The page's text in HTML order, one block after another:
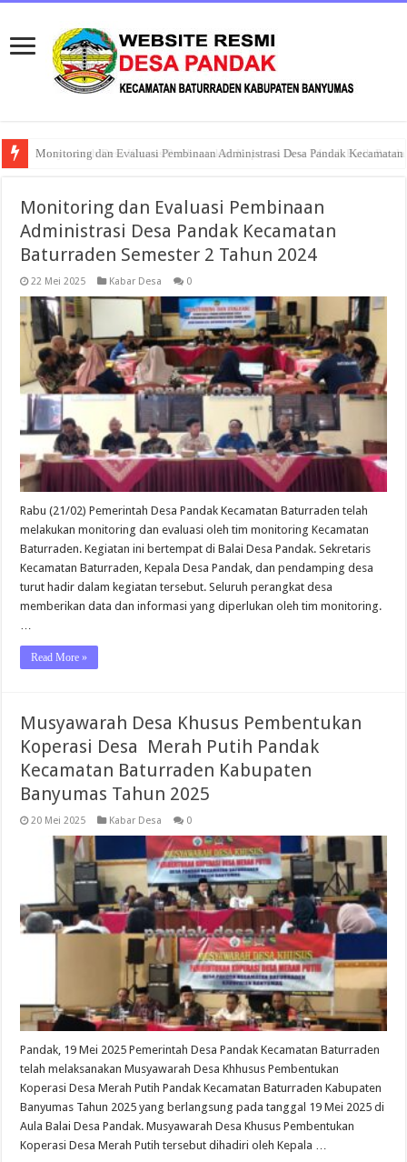
Musyawarah Desa Khusus Pembentukan Koperasi Desa Merah Putih
Monitoring dan Evaluasi Pembinaan
Administrasi Desa Pandak Kecamatan
Baturraden Semester 2 Tahun 2024
22 Mei 2025 Kabar Desa 0
Rabu (21/02) Pemerintah Desa Pandak Kecamatan Baturraden telah
melakukan monitoring dan evaluasi oleh tim monitoring Kecamatan
Baturraden. Kegiatan ini bertempat di Balai Desa Pandak. Sekretaris
Kecamatan Baturraden, Kepala Desa Pandak, dan pendamping desa
turut hadir dalam kegiatan tersebut. Seluruh perangkat desa
memberikan data dan informasi yang diperlukan oleh tim monitoring.
Read More »
Musyawarah Desa Khusus Pembentukan
Koperasi Desa Merah Putih Pandak
Kecamatan Baturraden Kabupaten
Banyumas Tahun 2025
20 Mei 2025 Kabar Desa 0
Pandak, 19 Mei 2025 Pemerintah Desa Pandak Kecamatan Baturraden
telah melaksanakan Musyawarah Desa Khhusus Pembentukan
Koperasi Desa Merah Putih Pandak Kecamatan Baturraden Kabupaten
Banyumas Tahun 2025 yang berlangsung pada tanggal 19 Mei 2025 di
Aula Balai Desa Pandak. Musyawarah Desa Khusus Pembentukan
Koperasi Desa Merah Putih tersebut dihadiri oleh Kepala …